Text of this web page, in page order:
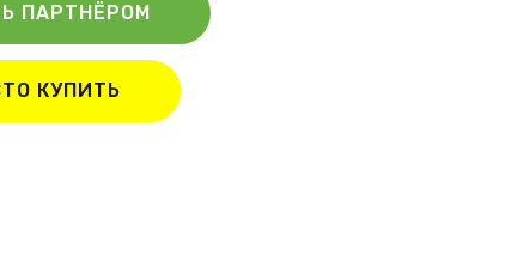
ПАРТНЁРОМ
КУПИТЬ